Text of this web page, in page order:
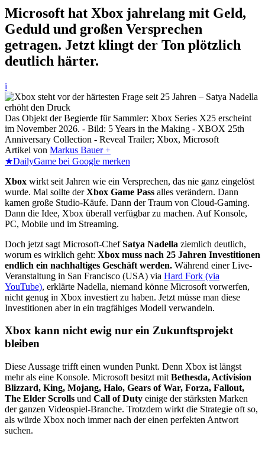
Microsoft hat Xbox jahrelang mit Geld,
Geduld und großen Versprechen
getragen. Jetzt klingt der Ton plötzlich
deutlich härter.
i
Das Objekt der Begierde für Sammler: Xbox Series X25 erscheint
im November 2026. - Bild: 5 Years in the Making - XBOX 25th
Anniversary Collection - Reveal Trailer; Xbox, Microsoft
Artikel von Markus Bauer +
★DailyGame bei Google merken
Xbox wirkt seit Jahren wie ein Versprechen, das nie ganz eingelöst
wurde. Mal sollte derXbox Game Pass alles verändern. Dann
kamen große Studio-Käufe. Dann der Traum von Cloud-Gaming.
Dann die Idee, Xbox überall verfügbar zu machen. Auf Konsole,
PC, Mobile und im Streaming.
Doch jetzt sagt Microsoft-ChefSatya Nadella ziemlich deutlich,
worum es wirklich geht: Xbox muss nach 25 Jahren Investitionen
endlich ein nachhaltiges Geschäft werden. Während einer Live-
Veranstaltung in San Francisco (USA) via Hard Fork (via
YouTube), erklärte Nadella, niemand könne Microsoft vorwerfen,
nicht genug in Xbox investiert zu haben. Jetzt müsse man diese
Investitionen aber in ein tragfähiges Modell verwandeln.
Xbox kann nicht ewig nur ein Zukunftsprojekt
bleiben
Diese Aussage trifft einen wunden Punkt. Denn Xbox ist längst
mehr als eine Konsole. Microsoft besitzt mit Bethesda, Activision
Blizzard, King, Mojang, Halo, Gears of War, Forza, Fallout,
The Elder Scrolls und Call of Duty einige der stärksten Marken
der ganzen Videospiel-Branche. Trotzdem wirkt die Strategie oft so,
als würde Xbox noch immer nach der einen perfekten Antwort
suchen.